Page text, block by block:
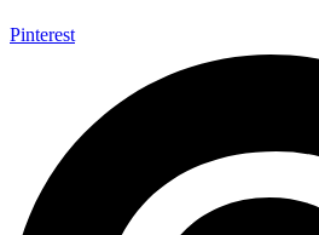
Pinterest